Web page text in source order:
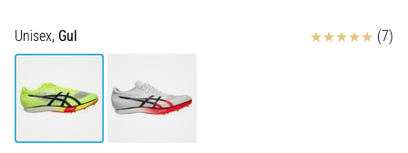
testar
shuttle
snabbhet,
och
Unisex, Gul Recensioner (7)